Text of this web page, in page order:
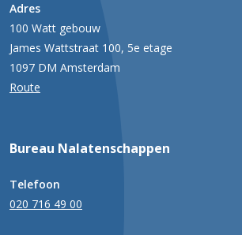
Adres
100 Watt gebouw
James Wattstraat 100, 5e etage
1097 DM Amsterdam
Route
Bureau Nalatenschappen
Telefoon
020 716 49 00